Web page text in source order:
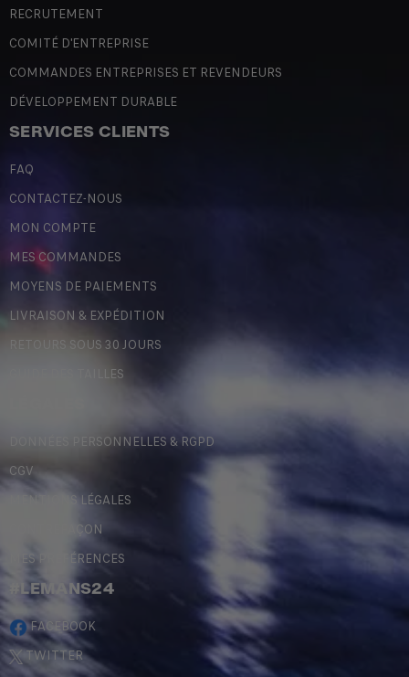
RECRUTEMENT
COMITÉ D'ENTREPRISE
COMMANDES ENTREPRISES ET REVENDEURS
DÉVELOPPEMENT DURABLE
SERVICES CLIENTS
FAQ
CONTACTEZ-NOUS
MON COMPTE
MES COMMANDES
MOYENS DE PAIEMENTS
LIVRAISON & EXPÉDITION
RETOURS SOUS 30 JOURS
GUIDE DES TAILLES
DONNÉES PERSONNELLES & RGPD
CGV
MENTIONS LÉGALES
CONTREFAÇON
MES PRÉFÉRENCES
#LEMANS24
FACEBOOK
TWITTER